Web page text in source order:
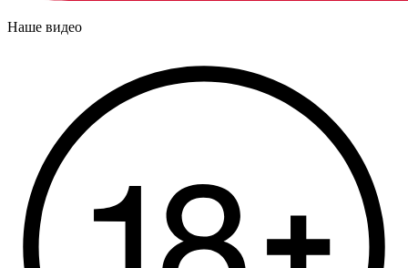
Наше видео